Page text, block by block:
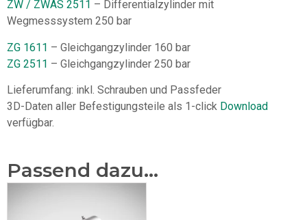
ZW / ZWAS 2511 – Differentialzylinder mit
Wegmesssystem 250 bar
ZG 1611 – Gleichgangzylinder 160 bar
ZG 2511 – Gleichgangzylinder 250 bar
Lieferumfang: inkl. Schrauben und Passfeder
3D-Daten aller Befestigungsteile als 1-click Download
verfügbar.
Passend dazu...